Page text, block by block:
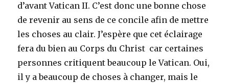
d’avant Vatican II. C’est donc une bonne chose
de revenir au sens de ce concile afin de mettre
les choses au clair. J’espère que cet éclairage
fera du bien au Corps du Christ car certaines
personnes critiquent beaucoup le Vatican. Oui,
il y a beaucoup de choses à changer, mais le